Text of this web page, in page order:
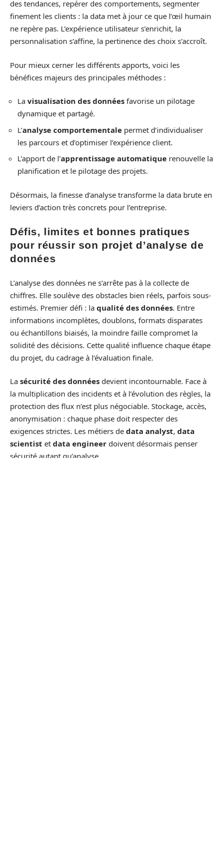
des tendances, repérer des comportements, segmenter
finement les clients : la data met à jour ce que l’œil humain
ne repère pas. L’expérience utilisateur s’enrichit, la
personnalisation s’affine, la pertinence des choix s’accroît.
Pour mieux cerner les différents apports, voici les
bénéfices majeurs des principales méthodes :
La visualisation des données favorise un pilotage
dynamique et partagé.
L’analyse comportementale permet d’individualiser
les parcours et d’optimiser l’expérience client.
L’apport de l’apprentissage automatique renouvelle la
planification et le pilotage des projets.
Désormais, la finesse d’analyse transforme la data brute en
leviers d’action très concrets pour l’entreprise.
Défis, limites et bonnes pratiques
pour réussir son projet d’analyse de
données
L’analyse des données ne s’arrête pas à la collecte de
chiffres. Elle soulève des obstacles bien réels, parfois sous-
estimés. Premier défi : la qualité des données. Entre
informations incomplètes, doublons, formats disparates
ou échantillons biaisés, la moindre faille compromet la
solidité des décisions. Cette qualité influence chaque étape
du projet, du cadrage à l’évaluation finale.
La sécurité des données devient incontournable. Face à
la multiplication des incidents et à l’évolution des règles, la
protection des flux n’est plus négociable. Stockage, accès,
anonymisation : chaque phase doit respecter des
exigences strictes. Les métiers de data analyst, data
scientist et data engineer doivent désormais penser
sécurité autant qu’analyse.